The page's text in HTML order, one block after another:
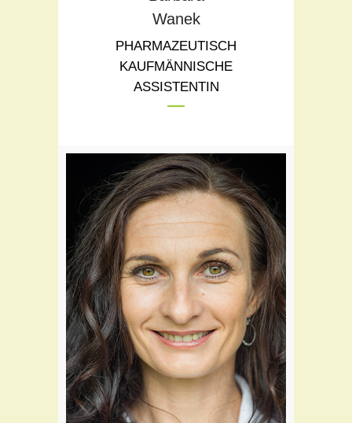
Wanek
PHARMAZEUTISCH
KAUFMÄNNISCHE
ASSISTENTIN
Teil des Flora Teams seit:1999
Schwerpunkte:
Schönheitsberatung
Kindergesundheit
Freiwahlgestaltung